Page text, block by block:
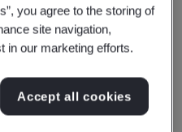
พิ่มเติม
you agree to the storing of
site navigation,
in our marketing efforts.
Accept all cookies